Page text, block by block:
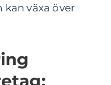
växa över